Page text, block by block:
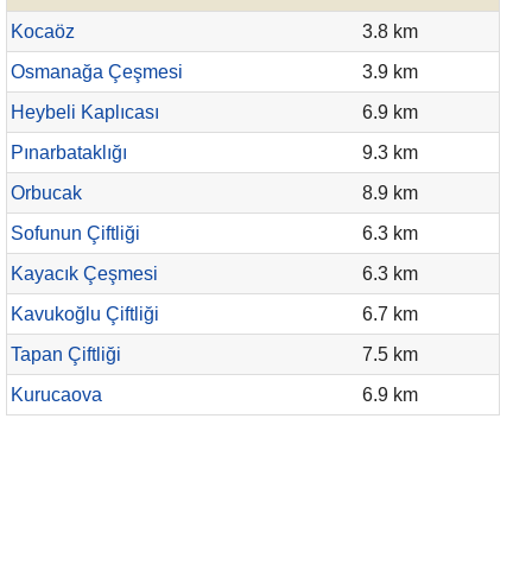
Kocaöz
3.8 km
Osmanağa Çeşmesi
3.9 km
Heybeli Kaplıcası
6.9 km
Pınarbataklığı
9.3 km
Orbucak
8.9 km
Sofunun Çiftliği
6.3 km
Kayacık Çeşmesi
6.3 km
Kavukoğlu Çiftliği
6.7 km
Tapan Çiftliği
7.5 km
Kurucaova
6.9 km